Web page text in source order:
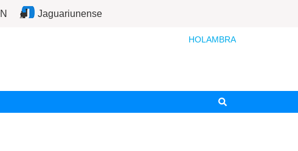
Jaguariunense
HOLAMBRA